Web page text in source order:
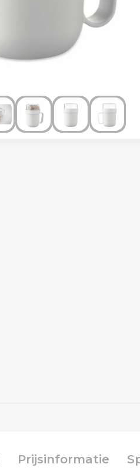
Prijsinformatie